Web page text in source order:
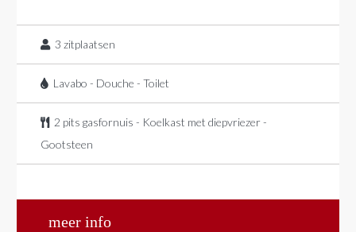
3 zitplaatsen
Lavabo - Douche - Toilet
2 pits gasfornuis - Koelkast met diepvriezer -
Gootsteen
meer info